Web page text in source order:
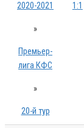
2020-2021
»
Премьер-
лига КФС
»
20-й тур
1:1